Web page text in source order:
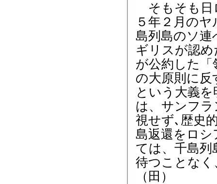
そもそも日
５年２月の
島列島のソ
ギリスが認
が公約した「
の大原則に
という大義
は、サンフ
視せず､歴史
島返還をロ
ては、千島列
待つことな
（田）